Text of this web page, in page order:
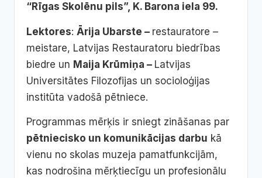
“Rīgas Skolēnu pils”, K. Barona iela 99.
Lektores: Ārija Ubarste – restauratore –
meistare, Latvijas Restauratoru biedrības
biedre un Maija Krūmiņa – Latvijas
Universitātes Filozofijas un socioloģijas
institūta vadošā pētniece.
Programmas mērķis ir sniegt zināšanas par
pētniecisko un komunikācijas darbu kā
vienu no skolas muzeja pamatfunkcijām,
kas nodrošina mērķtiecīgu un profesionālu